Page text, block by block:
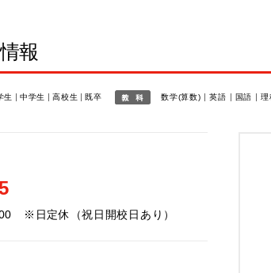
報
生 中学生 高校生 既卒 数学(算数) 英語 国語 理
※日定休（祝日開校日あり）